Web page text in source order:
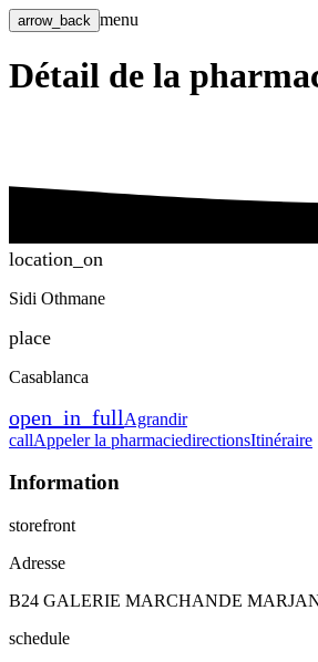
arrow_back menu
Détail de la
location_on
Sidi Othmane
place
Casablanca
open_in_fullAgrandir
callAppeler la pharmaciedirectionsItinéraire
Information
storefront
Adresse
B24 GALERIE MARCHANDE
schedule